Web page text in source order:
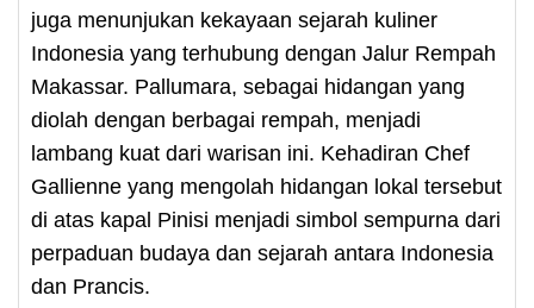
juga menunjukan kekayaan sejarah kuliner
Indonesia yang terhubung dengan Jalur Rempah
Makassar. Pallumara, sebagai hidangan yang
diolah dengan berbagai rempah, menjadi
lambang kuat dari warisan ini. Kehadiran Chef
Gallienne yang mengolah hidangan lokal tersebut
di atas kapal Pinisi menjadi simbol sempurna dari
perpaduan budaya dan sejarah antara Indonesia
dan Prancis.